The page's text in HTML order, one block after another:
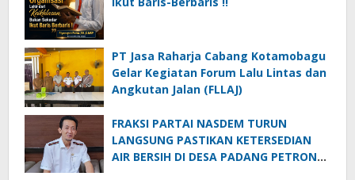
PT Jasa Raharja Cabang Kotamobagu
Gelar Kegiatan Forum Lalu Lintas dan
Angkutan Jalan (FLLAJ)
FRAKSI PARTAI NASDEM TURUN
LANGSUNG PASTIKAN KETERSEDIAN
AIR BERSIH DI DESA PADANG PETRON